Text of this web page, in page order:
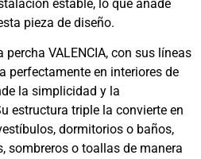
estable, lo que añade
pieza de diseño.
VALENCIA, con sus líneas
perfectamente en interiores de
la simplicidad y la
estructura triple la convierte en
dormitorios o baños,
sombreros o toallas de manera